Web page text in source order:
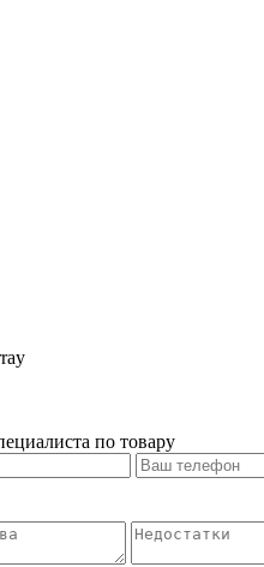
по товару